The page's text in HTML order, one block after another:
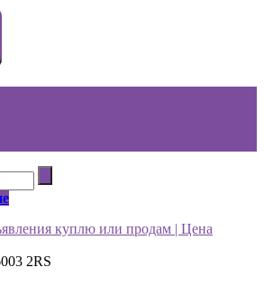
куплю или продам | Цена
2RS